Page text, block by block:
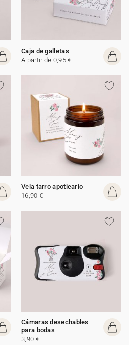
Caja de galletas
A partir de 0,95 €
Vela tarro apoticario
16,90 €
Cámaras desechables
para bodas
3,90 €